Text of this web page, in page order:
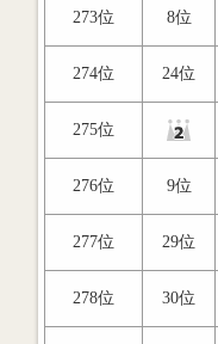
273位 8位
274位 24位
275位
276位 9位
277位 29位
278位 30位